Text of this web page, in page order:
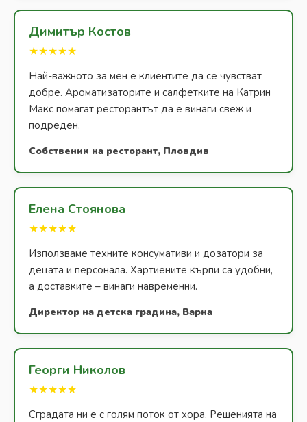
Димитър Костов
★★★★★
Най-важното за мен е клиентите да се чувстват
добре. Ароматизаторите и салфетките на Катрин
Макс помагат ресторантът да е винаги свеж и
подреден.
Собственик на ресторант, Пловдив
Елена Стоянова
★★★★★
Използваме техните консумативи и дозатори за
децата и персонала. Хартиените кърпи са удобни,
а доставките – винаги навременни.
Директор на детска градина, Варна
Георги Николов
★★★★★
Сградата ни е с голям поток от хора. Решенията на